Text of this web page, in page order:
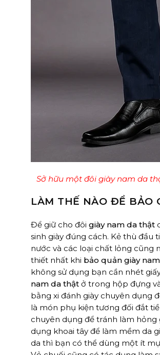
Sở hữu một đôi giày nam da
LÀM THẾ NÀO ĐỂ BẢO
Để giữ cho đôi giày nam da thật
sinh giày đúng cách. Kẻ thù đầu
nước và các loại chất lỏng cũng
thiết nhất khi bảo quản giày
không sử dụng bạn cần nhét
nam da thật ở trong hộp đựng
bằng xi đánh giày chuyên dụng
là món phụ kiện tương đối đắt
chuyên dụng để tránh làm hỏng
dụng khoai tây để làm mềm da
da thì bạn có thể dùng một ít